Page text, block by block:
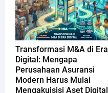
Transformasi M&A di Era
Digital: Mengapa
Perusahaan Asuransi
Modern Harus Mulai
Mengakuisisi Aset Digital